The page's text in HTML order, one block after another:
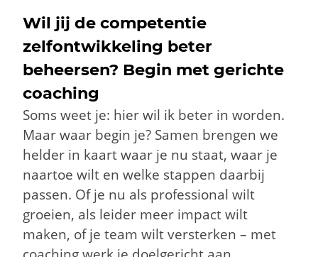
Wil jij de competentie
zelfontwikkeling beter
beheersen? Begin met gerichte
coaching
Soms weet je: hier wil ik beter in worden.
Maar waar begin je? Samen brengen we
helder in kaart waar je nu staat, waar je
naartoe wilt en welke stappen daarbij
passen. Of je nu als professional wilt
groeien, als leider meer impact wilt
maken, of je team wilt versterken – met